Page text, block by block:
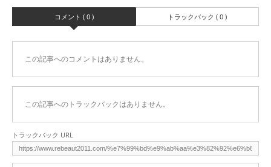
コメント ( 0 ) トラックバック ( 0 )
この記事へのコメントはありません。
この記事へのトラックバックはありません。
トラックバック URL